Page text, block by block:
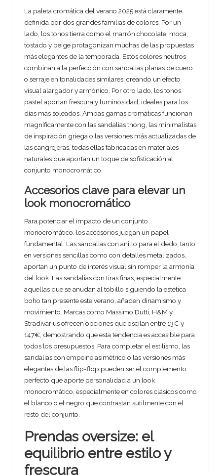
La paleta cromática del verano 2025 está claramente
definida por dos grandes familias de colores. Por un
lado, los tonos tierra como el marrón chocolate, moca,
tostado y beige protagonizan muchas de las propuestas
más elegantes de la temporada. Estos colores neutros
combinan a la perfección con sandalias planas de cuero
o serraje en tonalidades similares, creando un efecto
visual alargador y armónico. Por otro lado, los tonos
pastel aportan frescura y luminosidad, ideales para los
días más soleados. Ambas gamas cromáticas funcionan
magníficamente con las sandalias thong, las minimalistas
de inspiración griega o las versiones más actualizadas de
las cangrejeras, todas ellas fabricadas en materiales
naturales que aportan un toque de sofisticación al
conjunto monocromático.
Accesorios clave para elevar un
look monocromático
Para potenciar el impacto de un conjunto
monocromático, los accesorios juegan un papel
fundamental. Las sandalias con anillo para el dedo, tanto
en versiones sencillas como con detalles metalizados,
aportan un punto de interés visual sin romper la armonía
del look. Las sandalias con tiras finas, especialmente
aquellas que se anudan al tobillo siguiendo la estética
boho tan presente este verano, añaden dinamismo y
movimiento. Marcas como Massimo Dutti, H&M y
Stradivarius ofrecen opciones que oscilan entre 13€ y
147€, demostrando que esta tendencia es accesible para
todos los presupuestos. Para completar el estilismo, las
sandalias con empeine asimétrico o las versiones más
elegantes de las flip-flop pueden ser el complemento
perfecto que aporte personalidad a un look
monocromático, especialmente en colores clásicos como
el blanco o el negro que contrastan sutilmente con el
resto del conjunto.
Prendas oversize: el
equilibrio entre estilo y
frescura